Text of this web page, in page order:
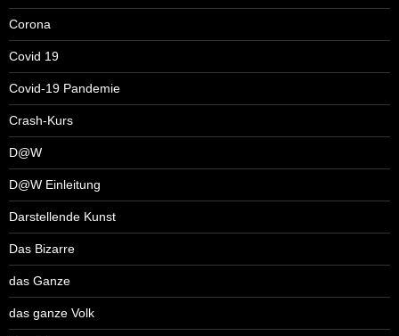
Corona
Covid 19
Covid-19 Pandemie
Crash-Kurs
D@W
D@W Einleitung
Darstellende Kunst
Das Bizarre
das Ganze
das ganze Volk